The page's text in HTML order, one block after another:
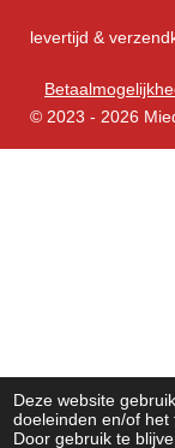
Deze website
doeleinden en/of het
Door gebruik te
levertijd &
© 2023 - 2026